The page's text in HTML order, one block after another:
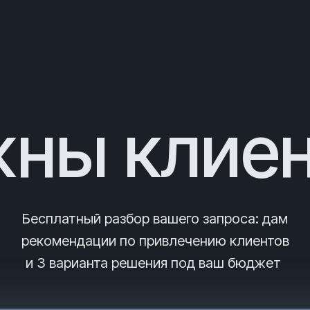
Бесплатный разбор вашего запроса: дам
рекомендации по привлечению клиентов
и 3 варианта решения под ваш бюджет